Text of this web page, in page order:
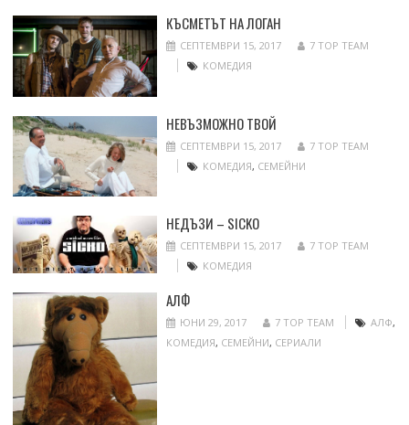
КЪСМЕТЪТ НА ЛОГАН
СЕПТЕМВРИ 15, 2017
7 TOP TEAM
КОМЕДИЯ
НЕВЪЗМОЖНО ТВОЙ
СЕПТЕМВРИ 15, 2017
7 TOP TEAM
КОМЕДИЯ, СЕМЕЙНИ
НЕДЪЗИ – SICKO
СЕПТЕМВРИ 15, 2017
7 TOP TEAM
КОМЕДИЯ
АЛФ
ЮНИ 29, 2017 7 TOP TEAM АЛФ,
КОМЕДИЯ, СЕМЕЙНИ, СЕРИАЛИ